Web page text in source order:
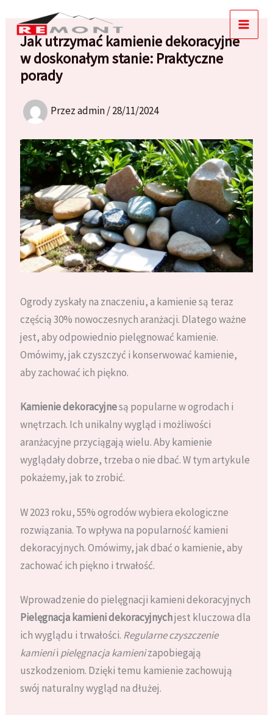
treściJak utrzymać kamienie dekoracyjne
w doskonałym stanie: Praktyczne
porady
Przezadmin/28/11/2024
Ogrody zyskały na znaczeniu, a kamienie są teraz
częścią 30% nowoczesnych aranżacji. Dlatego ważne
jest, aby odpowiednio pielęgnować kamienie.
Omówimy, jak czyszczyć i konserwować kamienie,
aby zachować ich piękno.
Kamienie dekoracyjnesą popularne w ogrodach i
wnętrzach. Ich unikalny wygląd i możliwości
aranżacyjne przyciągają wielu. Aby kamienie
wyglądały dobrze, trzeba o nie dbać. W tym artykule
pokażemy, jak to zrobić.
W 2023 roku, 55% ogrodów wybiera ekologiczne
rozwiązania. To wpływa na popularność kamieni
dekoracyjnych. Omówimy, jak dbać o kamienie, aby
zachować ich piękno i trwałość.
Wprowadzenie do pielęgnacji kamieni dekoracyjnych
Pielęgnacja kamieni dekoracyjnychjest kluczowa dla
ich wyglądu i trwałości. Regularne czyszczenie
kamienii pielęgnacja kamienizapobiegają
uszkodzeniom. Dzięki temu kamienie zachowują
swój naturalny wygląd na dłużej.